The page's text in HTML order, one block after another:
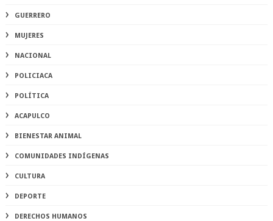
GUERRERO
MUJERES
NACIONAL
POLICIACA
POLÍTICA
ACAPULCO
BIENESTAR ANIMAL
COMUNIDADES INDÍGENAS
CULTURA
DEPORTE
DERECHOS HUMANOS